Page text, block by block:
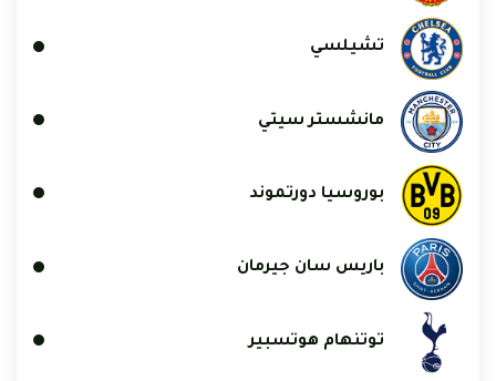
تشيلسي
مانشستر سيتي
بوروسيا دورتموند
باريس سان جيرمان
توتنهام هوتسبير